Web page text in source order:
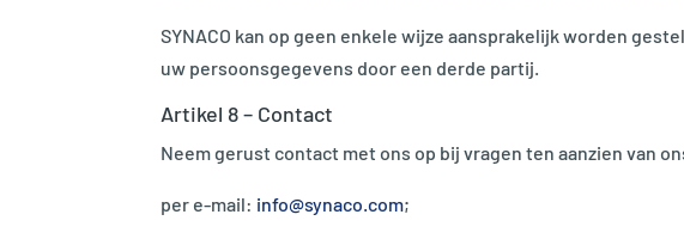
SYNACO kan op geen enkele wijze aansprakelijk worden
uw persoonsgegevens door een derde partij.
Artikel 8 – Contact
Neem gerust contact met ons op bij vragen ten aanzien van
per e-mail: info@synaco.com;